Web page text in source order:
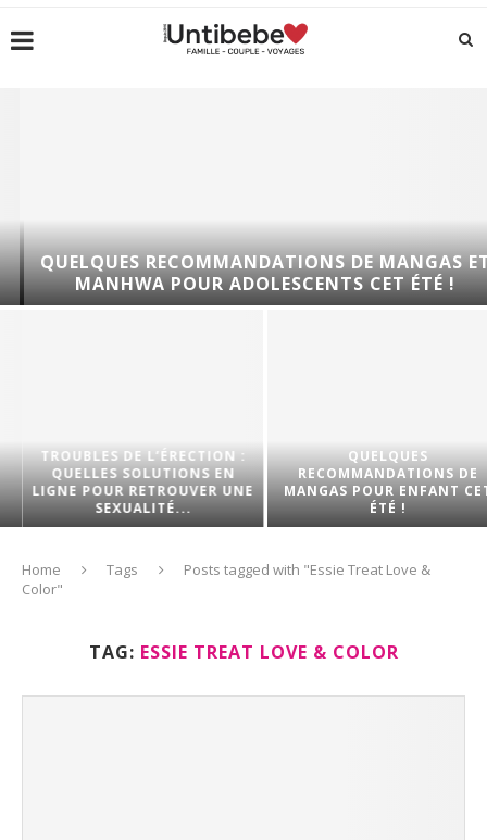
QUELQUES RECOMMANDATIONS DE MANGAS ET
MANHWA POUR ADOLESCENTS CET ÉTÉ !
TROUBLES DE L’ÉRECTION :
QUELLES SOLUTIONS EN
LIGNE POUR RETROUVER UNE
SEXUALITÉ...
QUELQUES
RECOMMANDATIONS DE
MANGAS POUR ENFANT CET
ÉTÉ !
Home Tags
Posts tagged with "Essie Treat Love &
Color"
TAG: ESSIE TREAT LOVE & COLOR